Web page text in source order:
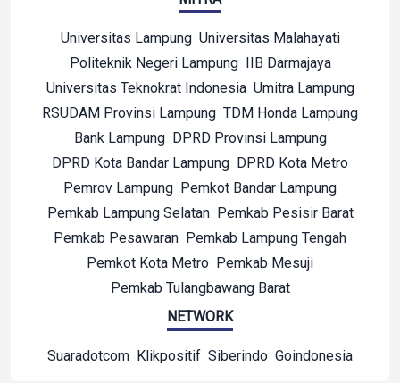
Universitas Lampung Universitas Malahayati
Politeknik Negeri Lampung IIB Darmajaya
Universitas Teknokrat Indonesia Umitra Lampung
RSUDAM Provinsi Lampung TDM Honda Lampung
Bank Lampung DPRD Provinsi Lampung
DPRD Kota Bandar Lampung DPRD Kota Metro
Pemrov Lampung Pemkot Bandar Lampung
Pemkab Lampung Selatan Pemkab Pesisir Barat
Pemkab Pesawaran Pemkab Lampung Tengah
Pemkot Kota Metro Pemkab Mesuji
Pemkab Tulangbawang Barat
NETWORK
Suaradotcom Klikpositif Siberindo Goindonesia